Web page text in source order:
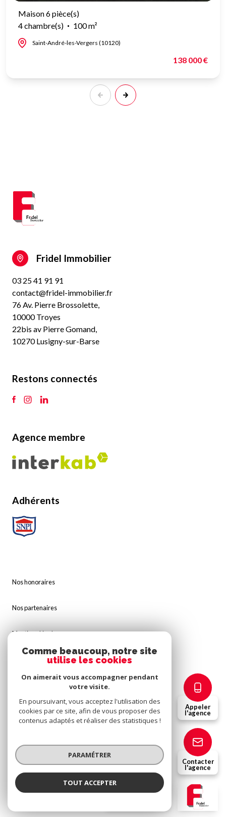
Fridel Immobilier
Appeler
l'agence
Contacter
l'agence
Maison 6 pièce(s)
4 chambre(s)
100 m²
Saint-André-les-Vergers (10120)
138 000 €
Fridel Immobilier
03 25 41 91 91
contact@fridel-immobilier.fr
76 Av. Pierre Brossolette,
10000 Troyes
22bis av Pierre Gomand,
10270 Lusigny-sur-Barse
Restons connectés
Agence membre
Adhérents
Nos honoraires
Nos partenaires
Mentions légales
Cookies
© 2026 | Tous droits réservés
Réalisé par
Comme beaucoup, notre site
utilise les cookies
On aimerait vous accompagner pendant
votre visite.
En poursuivant, vous acceptez l'utilisation des
cookies par ce site, afin de vous proposer des
contenus adaptés et réaliser des statistiques !
PARAMÉTRER
TOUT ACCEPTER